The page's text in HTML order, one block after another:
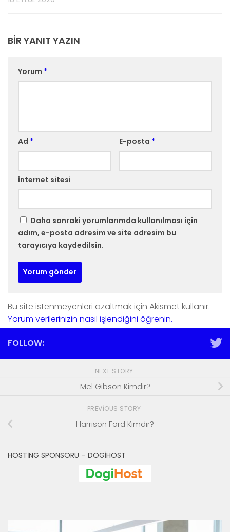
BIR YANIT YAZIN
Yorum *
Ad * E-posta *
İnternet sitesi
Daha sonraki yorumlarımda kullanılması için
adım, e-posta adresim ve site adresim bu
tarayıcıya kaydedilsin.
Bu site istenmeyenleri azaltmak için Akismet kullanır.
Yorum verilerinizin nasıl işlendiğini öğrenin.
FOLLOW:
NEXT STORY
Mel Gibson Kimdir?
PREVIOUS STORY
Harrison Ford Kimdir?
HOSTING SPONSORU – DOGIHOST